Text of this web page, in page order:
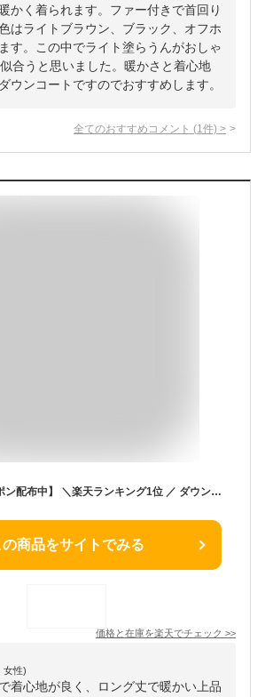
かく着られます。ファー付きで首回り
はライトブラウン、ブラック、オフホ
す。この中でライト塗らうんがおしゃ
合うと思いました。暖かさと着心地
ウンコートですのでおすすめします。
全てのおすすめコメント (1 件) >
【3,500円OFFクーポン配布中】 ＼楽天ランキング1位 ／ ダウンコート レディース ロング アウター ファーコート コート レディース 大きいサイズ ダウン90％ きれいめ 20代 30代 40代 50代 60代 オリジナル 秋 冬 [NO.9-506-03]
の商品をサイトでみる
価格と在庫を楽天でチェック >>
女性)
着心地が良く、ロング丈で暖かい上品